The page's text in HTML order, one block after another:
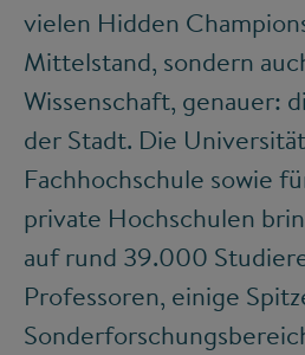
vielen Hidden
Mittelstand, sondern
Wissenschaft, genauer:
der Stadt. Die
Fachhochschule sowie
private Hochschulen
auf rund 39.000
Professoren, einige